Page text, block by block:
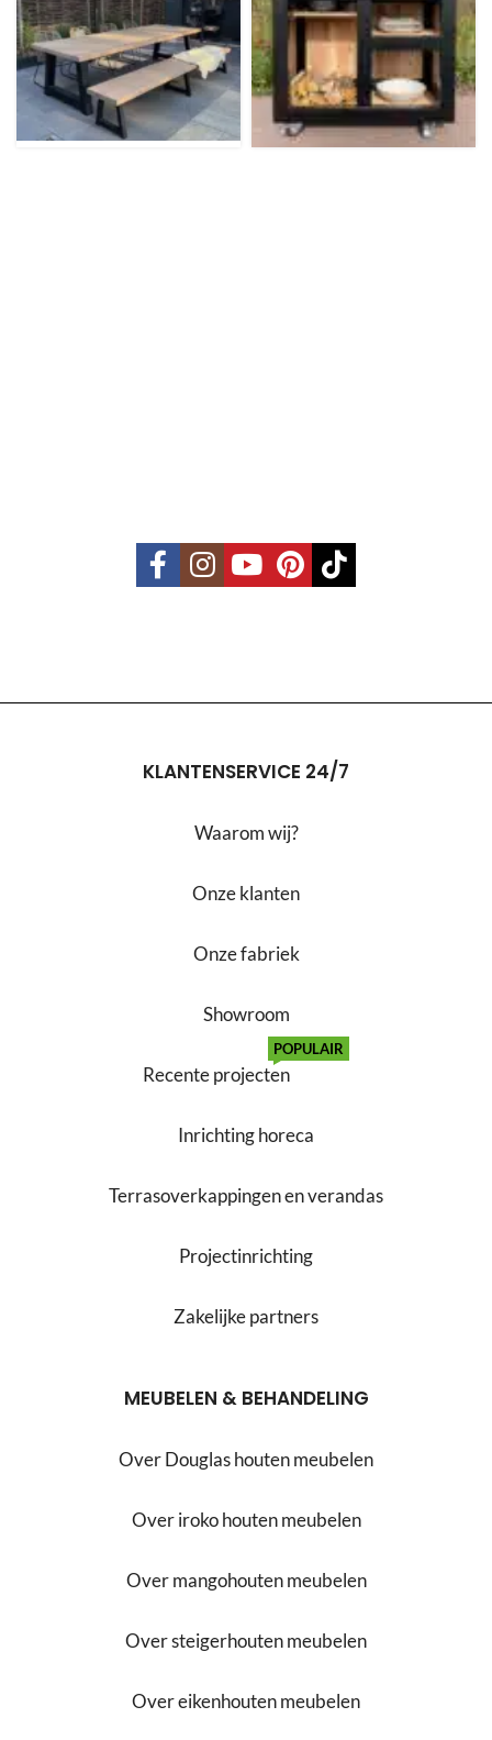
KLANTENSERVICE 24/7
Waarom wij?
Onze klanten
Onze fabriek
Showroom
Recente projecten
POPULAIR
Inrichting horeca
Terrasoverkappingen en verandas
Projectinrichting
Zakelijke partners
MEUBELEN & BEHANDELING
Over Douglas houten meubelen
Over iroko houten meubelen
Over mangohouten meubelen
Over steigerhouten meubelen
Over eikenhouten meubelen